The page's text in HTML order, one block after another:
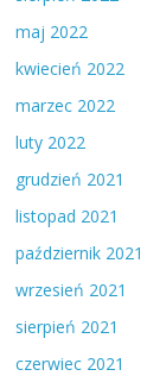
maj 2022
kwiecień 2022
marzec 2022
luty 2022
grudzień 2021
listopad 2021
październik 2021
wrzesień 2021
sierpień 2021
czerwiec 2021